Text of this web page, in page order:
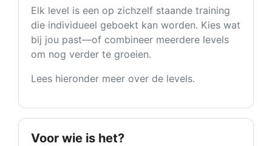
Elk level is een op zichzelf staande training
die individueel geboekt kan worden. Kies wat
bij jou past—of combineer meerdere levels
om nog verder te groeien.
Lees hieronder meer over de levels.
Voor wie is het?